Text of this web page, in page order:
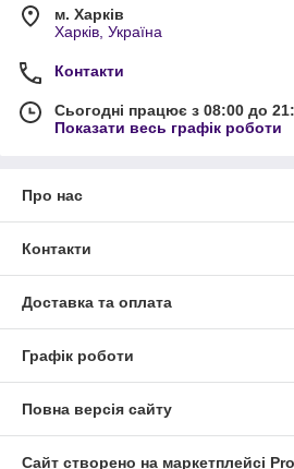
м. Харків
Харків, Україна
Контакти
Сьогодні працює з 08:00 до
Показати весь графік роботи
Про нас
Контакти
Доставка та оплата
Графік роботи
Повна версія сайту
Сайт створено на маркетплейсі